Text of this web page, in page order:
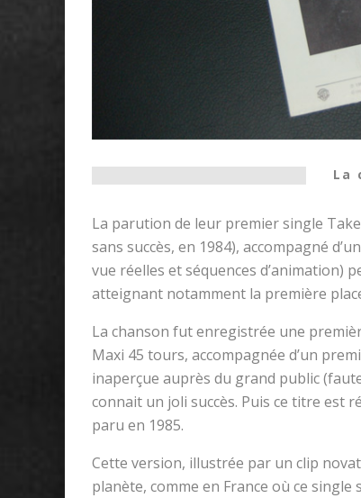
La
La parution de leur premier single
sans succès, en 1984), accompagné
vue réelles et séquences d’animation)
atteignant notamment la première
La chanson fut enregistrée une
Maxi 45 tours, accompagnée d’un
inaperçue auprès du grand public
connait un joli succès. Puis ce titre est
paru en 1985.
Cette version, illustrée par un clip
planète, comme en France où ce